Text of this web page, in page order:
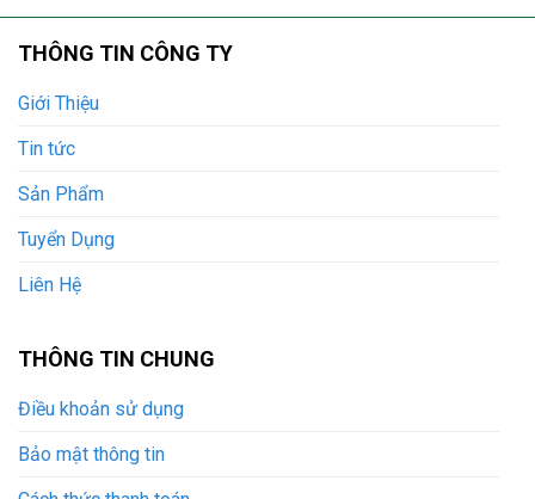
THÔNG TIN CÔNG TY
Giới Thiệu
Tin tức
Sản Phẩm
Tuyển Dụng
Liên Hệ
THÔNG TIN CHUNG
Điều khoản sử dụng
Bảo mật thông tin